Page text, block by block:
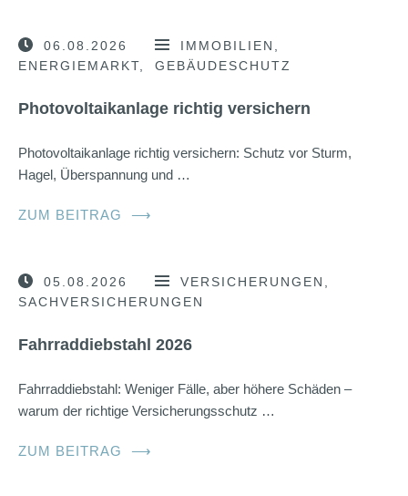
06.08.2026
IMMOBILIEN
ENERGIEMARKT
GEBÄUDESCHUTZ
Photovoltaikanlage richtig versichern
Photovoltaikanlage richtig versichern: Schutz vor Sturm,
Hagel, Überspannung und …
ZUM BEITRAG ⟶
05.08.2026
VERSICHERUNGEN
SACHVERSICHERUNGEN
Fahrraddiebstahl 2026
Fahrraddiebstahl: Weniger Fälle, aber höhere Schäden –
warum der richtige Versicherungsschutz …
ZUM BEITRAG ⟶